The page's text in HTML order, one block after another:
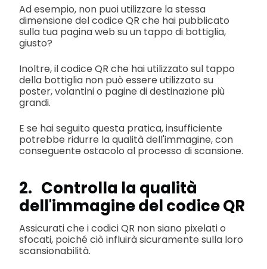
Ad esempio, non puoi utilizzare la stessa
dimensione del codice QR che hai pubblicato
sulla tua pagina web su un tappo di bottiglia,
giusto?
Inoltre, il codice QR che hai utilizzato sul tappo
della bottiglia non può essere utilizzato su
poster, volantini o pagine di destinazione più
grandi.
E se hai seguito questa pratica, insufficiente
potrebbe ridurre la qualità dell'immagine, con
conseguente ostacolo al processo di scansione.
2. Controlla la qualità
dell'immagine del codice QR
Assicurati che i codici QR non siano pixelati o
sfocati, poiché ciò influirà sicuramente sulla loro
scansionabilità.